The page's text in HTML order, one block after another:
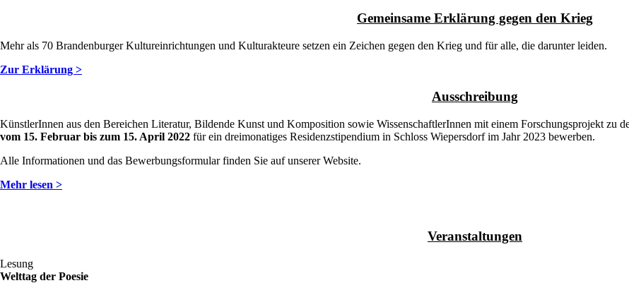
Gemeinsame Erklärung gegen den Krieg
Mehr als 70 Brandenburger Kultureinrichtungen und Kulturakteure setzen ein Zeichen gegen den Krieg und für alle, die darunter leiden.
Zur Erklärung >
Ausschreibung
KünstlerInnen aus den Bereichen Literatur, Bildende Kunst und Komposition sowie WissenschaftlerInnen mit einem Forschungsprojekt zu
vom 15. Februar bis zum 15. April 2022 für ein dreimonatiges Residenzstipendium in Schloss Wiepersdorf im Jahr 2023 bewerben.
Alle Informationen und das Bewerbungsformular finden Sie auf unserer Website.
Mehr lesen >
Veranstaltungen
Lesung
Welttag der Poesie